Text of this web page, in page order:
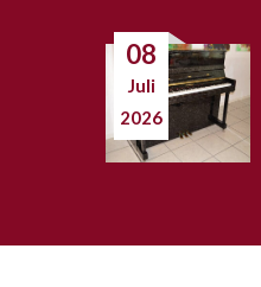
08
Juli
2026